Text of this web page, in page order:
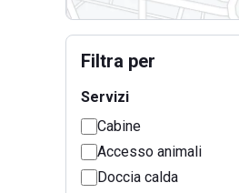
Filtra per
Servizi
Cabine
Accesso animali
Doccia calda